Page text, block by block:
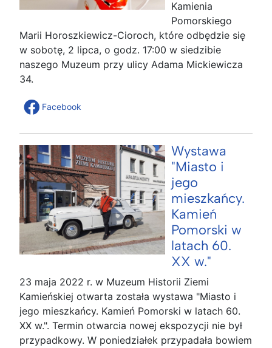
Kamienia
Pomorskiego
Marii Horoszkiewicz-Cioroch, które odbędzie się
w sobotę, 2 lipca, o godz. 17:00 w siedzibie
naszego Muzeum przy ulicy Adama Mickiewicza
34.
Facebook
Wystawa
"Miasto i
jego
mieszkańcy.
Kamień
Pomorski w
latach 60.
XX w."
23 maja 2022 r. w Muzeum Historii Ziemi
Kamieńskiej otwarta została wystawa "Miasto i
jego mieszkańcy. Kamień Pomorski w latach 60.
XX w.". Termin otwarcia nowej ekspozycji nie był
przypadkowy. W poniedziałek przypadała bowiem